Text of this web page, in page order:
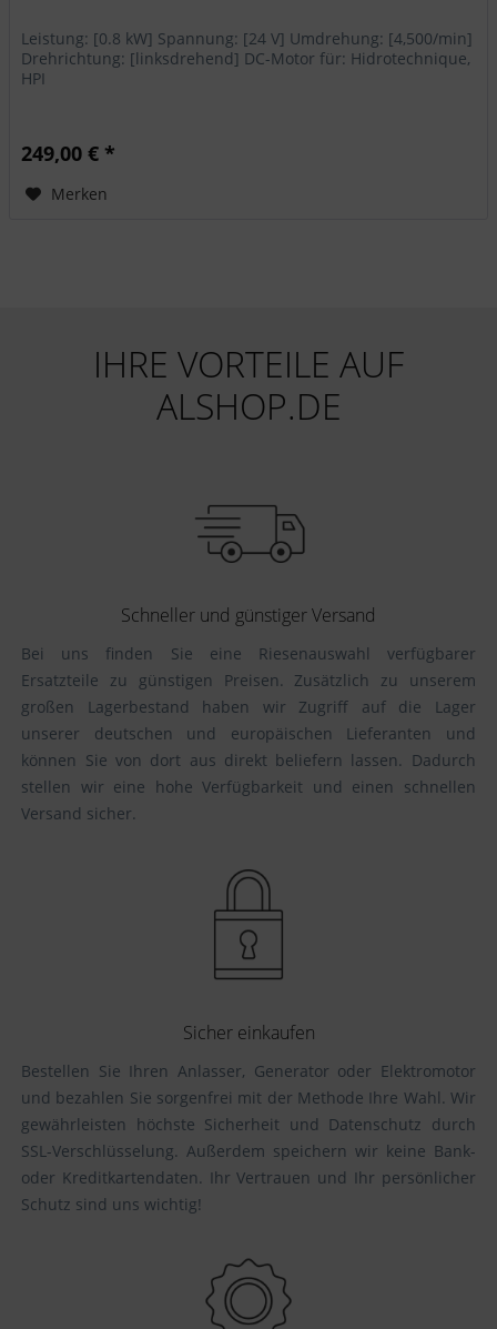
Leistung: [0.8 kW] Spannung: [24 V] Umdrehung: [4,500/min]
Drehrichtung: [linksdrehend] DC-Motor für: Hidrotechnique,
HPI
249,00 € *
Merken
IHRE VORTEILE AUF
ALSHOP.DE
Schneller und günstiger Versand
Bei uns finden Sie eine Riesenauswahl verfügbarer
Ersatzteile zu günstigen Preisen. Zusätzlich zu unserem
großen Lagerbestand haben wir Zugriff auf die Lager
unserer deutschen und europäischen Lieferanten und
können Sie von dort aus direkt beliefern lassen. Dadurch
stellen wir eine hohe Verfügbarkeit und einen schnellen
Versand sicher.
Sicher einkaufen
Bestellen Sie Ihren Anlasser, Generator oder Elektromotor
und bezahlen Sie sorgenfrei mit der Methode Ihre Wahl. Wir
gewährleisten höchste Sicherheit und Datenschutz durch
SSL-Verschlüsselung. Außerdem speichern wir keine Bank-
oder Kreditkartendaten. Ihr Vertrauen und Ihr persönlicher
Schutz sind uns wichtig!